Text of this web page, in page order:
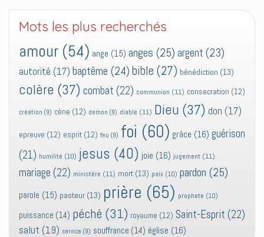
Mots les plus recherchés
amour (54) ange (15) anges (25) argent (23)
autorité (17) baptême (24) bible (27) bénédiction (13)
colère (37) combat (22) communion (11) consecration (12)
création (9) cène (12) demon (9) diable (11) Dieu (37) don (17)
epreuve (12) esprit (12) feu (9) foi (60) grâce (16) guérison
(21) humilité (10) jesus (40) joie (16) jugement (11)
mariage (22) ministère (11) mort (13) paix (10) pardon (25)
parole (15) pasteur (13) prière (65) prophete (10)
puissance (14) péché (31) royaume (12) Saint-Esprit (22)
salut (19) service (9) souffrance (14) église (16)